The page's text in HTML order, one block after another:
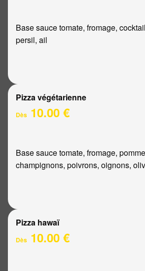
Base sauce tomate, fromage,
persil, ail
Pizza végétarienne
Dès 10.00 €
Base sauce tomate, fromage,
champignons, poivrons, oignons,
Pizza hawaï
Dès 10.00 €